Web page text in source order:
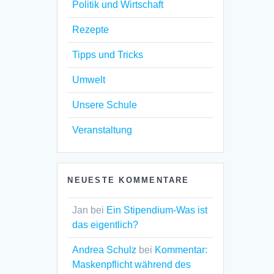
Politik und Wirtschaft
Rezepte
Tipps und Tricks
Umwelt
Unsere Schule
Veranstaltung
NEUESTE KOMMENTARE
Jan bei Ein Stipendium-Was ist
das eigentlich?
Andrea Schulz bei Kommentar:
Maskenpflicht während des